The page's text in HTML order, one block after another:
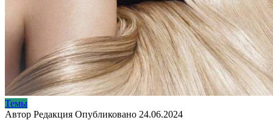
Темы
Автор Редакция Опубликовано 24.06.2024